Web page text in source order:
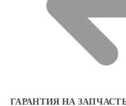
ГАРАНТИЯ НА